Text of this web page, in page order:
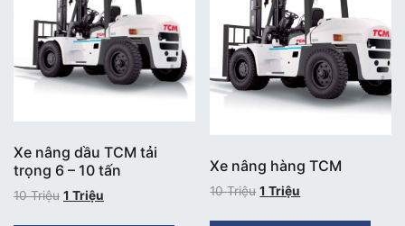
Xe nâng dầu TCM tải
trọng 6 – 10 tấn
10Triệu 1 Triệu
Xe nâng hàng TCM
10Triệu 1Triệu